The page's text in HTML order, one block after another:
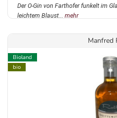
Der O-Gin von Farthofer funkelt im
leichtem Blaust... mehr
Manfred
Bioland
bio